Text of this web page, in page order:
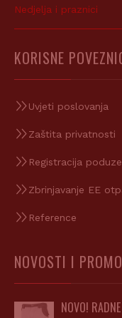
Nedjelja i praznici
KORISNE
Uvjeti poslovanja
Zaštita privatnosti
Registracija
Zbrinjavanje EE
Reference
NOVOSTI I
NOVO!